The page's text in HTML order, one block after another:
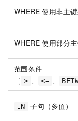
WHERE 使用非主
WHERE 使用部分
范围条件
（ > 、 <= 、
IN 子句（多值）